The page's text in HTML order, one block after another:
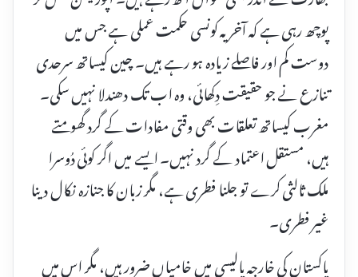
پوچھ رہی ہے کہ آخر یہ کونسی حکمت عملی ہے جس میں
دوست کم اور فاصلے زیادہ ہو رہے ہیں۔ چین کیساتھ سرحدی
تنازع نے جو حقیقت دِکھائی، وہ اب تک دھندلا نہیں سکی۔
مغرب کیساتھ تعلقات بھی وقتی مفادات کے گرد گھومتے
ہیں، مستقل اعتماد کے گرد نہیں۔ ایسے میں اگر کوئی دُوسرا
ملک ثالثی کرے تو جلنا فطری ہے، مگر زبان کا جنازہ نکال دینا
غیر فطری۔
پاکستان کی خارجہ پالیسی میں خامیاں ضرور ہیں، مگر اس میں